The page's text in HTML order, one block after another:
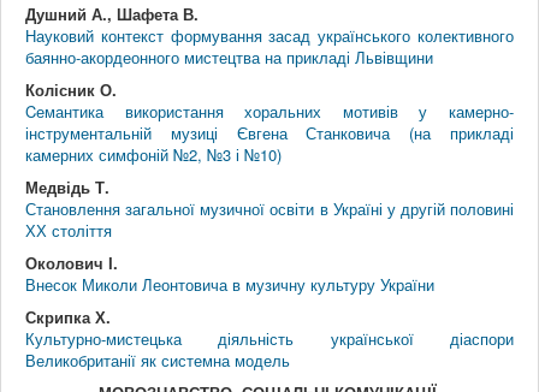
Душний А., Шафета В.
Науковий контекст формування засад українського колективного
баянно-акордеонного мистецтва на прикладі Львівщини
Колісник О.
Cемантика використання хоральних мотивів у камерно-
інструментальній музиці Євгена Станковича (на прикладі
камерних симфоній №2, №3 і №10)
Медвідь Т.
Становлення загальної музичної освіти в Україні у другій половині
ХХ століття
Околович І.
Внесок Миколи Леонтовича в музичну культуру України
Скрипка Х.
Культурно-мистецька діяльність української діаспори
Великобританії як системна модель